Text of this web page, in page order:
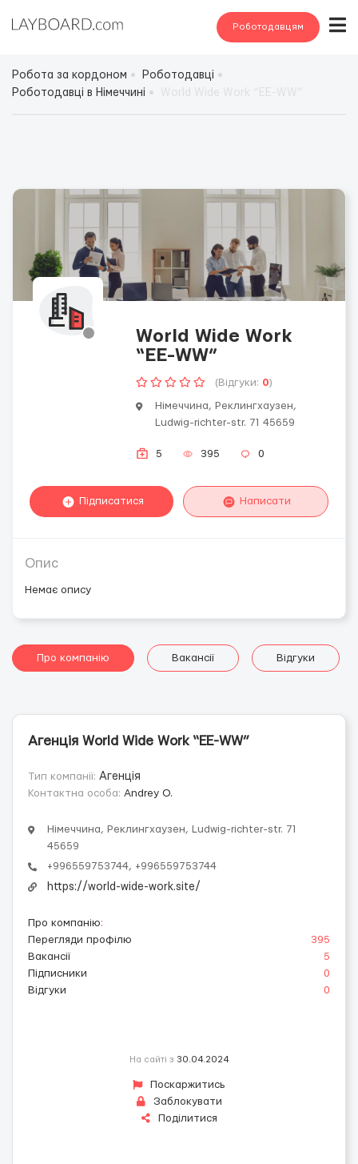
Роботодавцям
Робота за кордоном
Роботодавці
Роботодавці в Німеччині
World Wide Work
“EE-WW”
(Відгуки: 0)
Німеччина, Реклингхаузен,
Ludwig-richter-str. 71 45659
5 395 0
Підписатися Написати
Опис
Немає опису
Про компанію Вакансії Відгуки
Агенція World Wide Work “EE-WW”
Тип компанії: Агенція
Контактна особа: Andrey O.
Німеччина, Реклингхаузен, Ludwig-richter-str. 71
45659
+996559753744, +996559753744
https://world-wide-work.site/
Про компанію:
Перегляди профілю
395
Вакансії
5
Підписники
0
Відгуки
0
На сайті з 30.04.2024
Поскаржитись
Заблокувати
Поділитися